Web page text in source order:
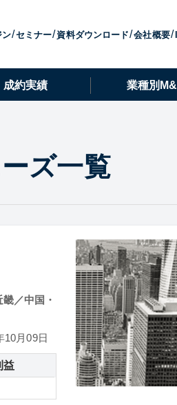
ン セミナー 資料ダウンロード 会社概要
成約実績 業種別
ズ一覧
／中国・
10月09日
益